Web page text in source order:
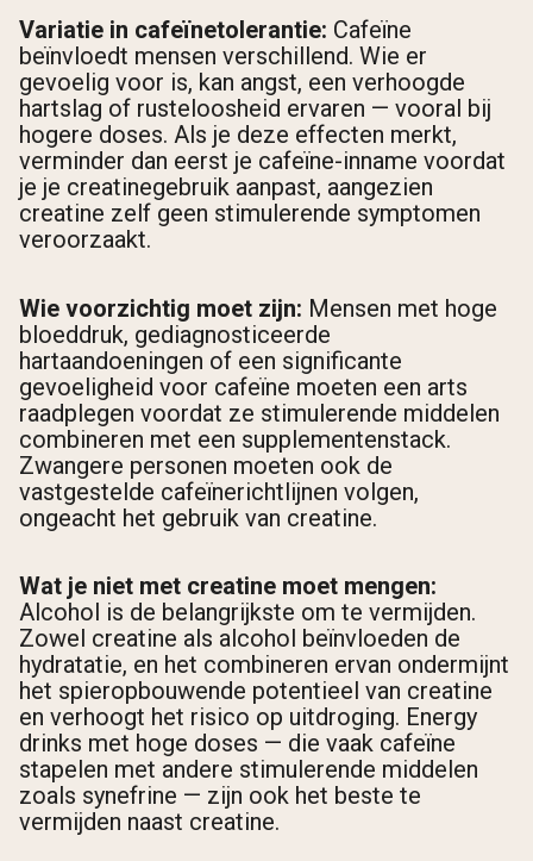
Variatie in cafeïnetolerantie: Cafeïne
beïnvloedt mensen verschillend. Wie er
gevoelig voor is, kan angst, een verhoogde
hartslag of rusteloosheid ervaren — vooral bij
hogere doses. Als je deze effecten merkt,
verminder dan eerst je cafeïne-inname voordat
je je creatinegebruik aanpast, aangezien
creatine zelf geen stimulerende symptomen
veroorzaakt.
Wie voorzichtig moet zijn: Mensen met hoge
bloeddruk, gediagnosticeerde
hartaandoeningen of een significante
gevoeligheid voor cafeïne moeten een arts
raadplegen voordat ze stimulerende middelen
combineren met een supplementenstack.
Zwangere personen moeten ook de
vastgestelde cafeïnerichtlijnen volgen,
ongeacht het gebruik van creatine.
Wat je niet met creatine moet mengen:
Alcohol is de belangrijkste om te vermijden.
Zowel creatine als alcohol beïnvloeden de
hydratatie, en het combineren ervan ondermijnt
het spieropbouwende potentieel van creatine
en verhoogt het risico op uitdroging. Energy
drinks met hoge doses — die vaak cafeïne
stapelen met andere stimulerende middelen
zoals synefrine — zijn ook het beste te
vermijden naast creatine.